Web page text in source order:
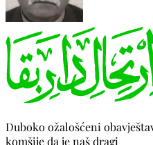
Duboko ožalošćeni
komšije da je naš dragi